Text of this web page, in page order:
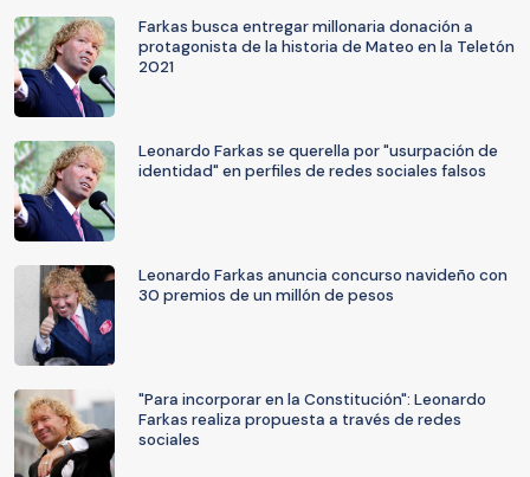
Farkas busca entregar millonaria donación a
protagonista de la historia de Mateo en la Teletón
2021
Leonardo Farkas se querella por "usurpación de
identidad" en perfiles de redes sociales falsos
Leonardo Farkas anuncia concurso navideño con
30 premios de un millón de pesos
"Para incorporar en la Constitución": Leonardo
Farkas realiza propuesta a través de redes
sociales